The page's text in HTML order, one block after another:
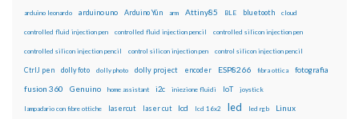
arduino leonardo arduino uno Arduino Yún arm Attiny85 BLE bluetooth cloud
controlled fluid injection pen controlled fluid injection pencil controlled silicon injection pen
controlled silicon injection pencil control silicon injection pen control silicon injection pencil
CtrlJ pen dolly foto dolly photo dolly project encoder ESP8266 fibra ottica fotografia
fusion 360 Genuino home assistant i2c iniezione fluidi IoT joystick
lampadario con fibre ottiche lasercut laser cut lcd lcd 16x2 led led rgb Linux